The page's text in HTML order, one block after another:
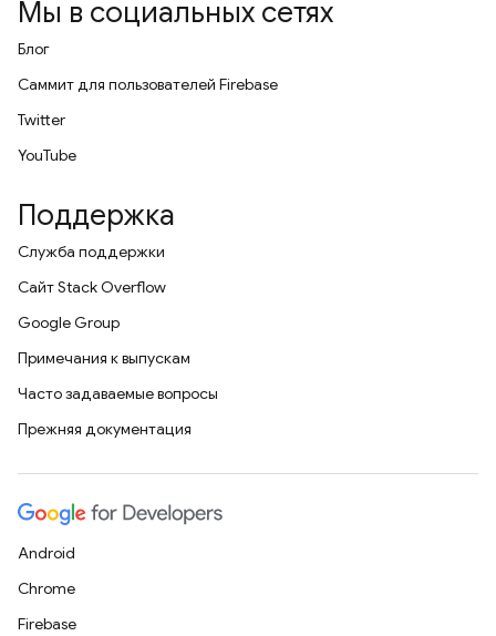
Мы в социальных сетях
Блог
Саммит для пользователей Firebase
Twitter
YouTube
Поддержка
Служба поддержки
Сайт Stack Overflow
Google Group
Примечания к выпускам
Часто задаваемые вопросы
Прежняя документация
Android
Chrome
Firebase